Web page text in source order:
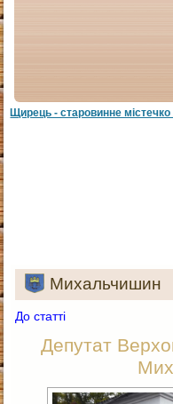
Щирець - старовинне
Михальчишин
До статті
Депутат